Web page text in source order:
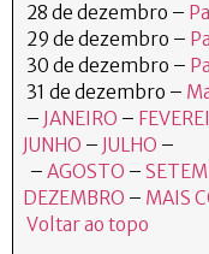
28 de dezembro –
29 de dezembro –
30 de dezembro –
31 de dezembro –
– JANEIRO –
JUNHO – JULHO –
– AGOSTO –
DEZEMBRO – MAIS
Voltar ao topo